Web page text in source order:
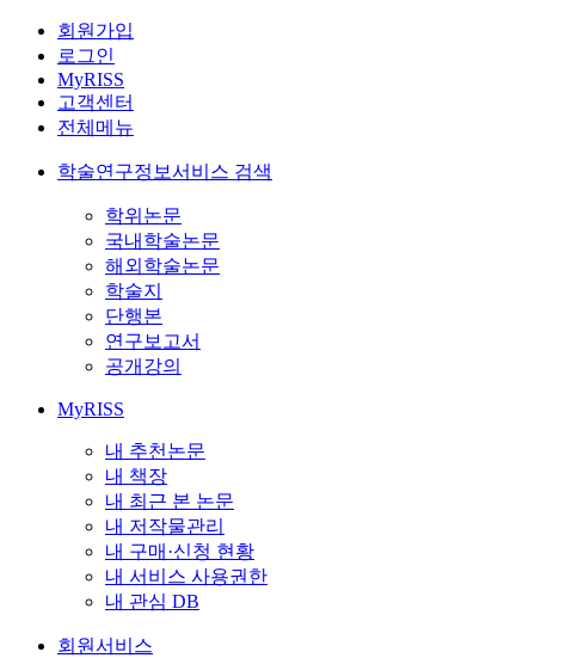
회원가입
로그인
MyRISS
고객센터
전체메뉴
학술연구정보서비스 검색
학위논문
국내학술논문
해외학술논문
학술지
단행본
연구보고서
공개강의
MyRISS
내 추천논문
내 책장
내 최근 본 논문
내 저작물관리
내 구매·신청 현황
내 서비스 사용권한
내 관심 DB
회원서비스